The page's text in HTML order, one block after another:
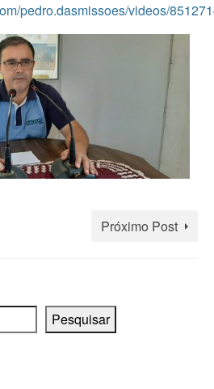
pedro.dasmissoes/videos/
Próximo Post
Pesquisar